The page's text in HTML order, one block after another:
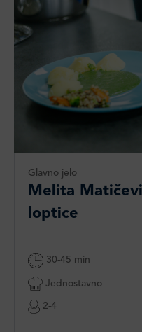
Glavno jelo
Melita
loptice
30-45 min
Jednostavno
2-4